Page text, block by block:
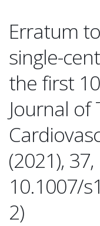
Erratum
single-
the first
Journal of
(2021), 37,
10.1007/
2)